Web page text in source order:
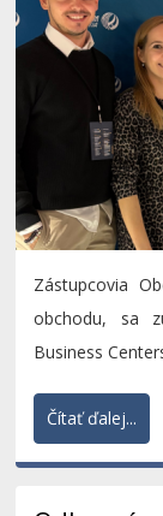
Zástupcovia
obchodu, sa
Business
Čítať ďalej...